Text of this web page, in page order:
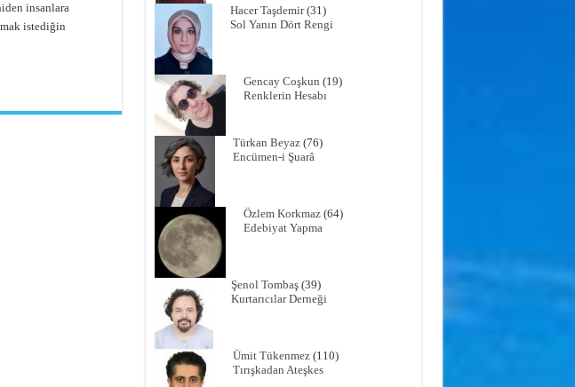
insanlara
istediğin
Hacer Taşdemir(31)
Sol Yanın Dört Rengi
Gencay Coşkun (19)
Renklerin Hesabı
Türkan Beyaz(76)
Encümen-i Şuarâ
Özlem Korkmaz(64)
Edebiyat Yapma
Şenol Tombaş(39)
Kurtarıcılar Derneği
Ümit Tükenmez(110)
Tırışkadan Ateşkes